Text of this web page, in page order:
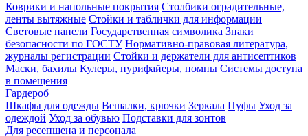
Коврики и напольные покрытия Столбики оградительные,
ленты вытяжные Стойки и таблички для информации
Световые панели Государственная символика Знаки
безопасности по ГОСТУ Нормативно-правовая литература,
журналы регистрации Стойки и держатели для антисептиков
Маски, бахилы Кулеры, пурифайеры, помпы Системы доступа
в помещения
Гардероб
Шкафы для одежды Вешалки, крючки Зеркала Пуфы Уход за
одеждой Уход за обувью Подставки для зонтов
Для ресепшена и персонала